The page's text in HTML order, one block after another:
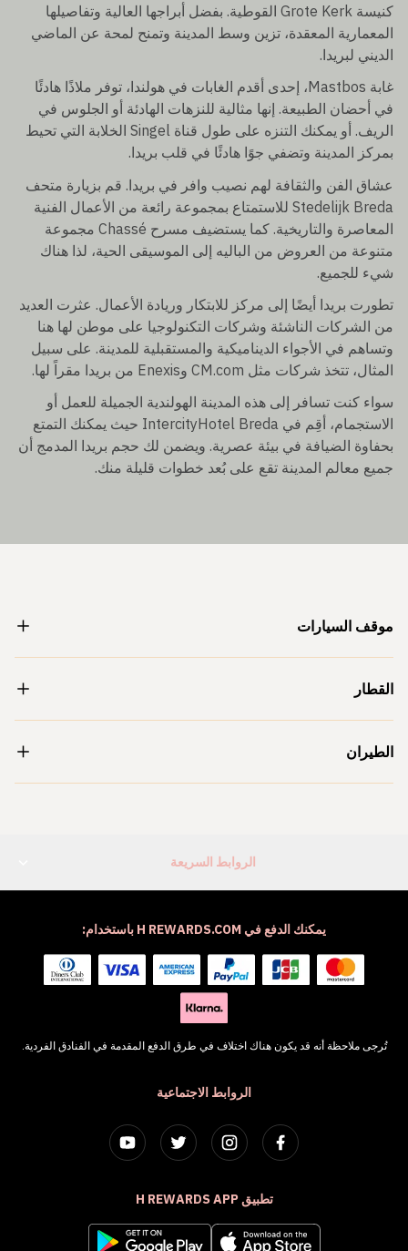
كنيسة Grote Kerk القوطية. بفضل أبراجها العالية وتفاصيلها
المعمارية المعقدة، تزين وسط المدينة وتمنح لمحة عن الماضي
الديني لبريدا.
غابة Mastbos، إحدى أقدم الغابات في هولندا، توفر ملاذًا هادئًا
في أحضان الطبيعة. إنها مثالية للنزهات الهادئة أو الجلوس في
الريف. أو يمكنك التنزه على طول قناة Singel الخلابة التي تحيط
بمركز المدينة وتضفي جوًا هادئًا في قلب بريدا.
عشاق الفن والثقافة لهم نصيب وافر في بريدا. قم بزيارة متحف
Stedelijk Breda للاستمتاع بمجموعة رائعة من الأعمال الفنية
المعاصرة والتاريخية. كما يستضيف مسرح Chassé مجموعة
متنوعة من العروض من الباليه إلى الموسيقى الحية، لذا هناك
شيء للجميع.
تطورت بريدا أيضًا إلى مركز للابتكار وريادة الأعمال. عثرت العديد
من الشركات الناشئة وشركات التكنولوجيا على موطن لها هنا
وتساهم في الأجواء الديناميكية والمستقبلية للمدينة. على سبيل
المثال، تتخذ شركات مثل CM.com وEnexis من بريدا مقراً لها.
سواء كنت تسافر إلى هذه المدينة الهولندية الجميلة للعمل أو
الاستجمام، أقِم في IntercityHotel Breda حيث يمكنك التمتع
بحفاوة الضيافة في بيئة عصرية. ويضمن لك حجم بريدا المدمج أن
جميع معالم المدينة تقع على بُعد خطوات قليلة منك.
موقف السيارات
القطار
الطيران
الروابط السريعة
الروابط الاجتماعية
تطبيق H REWARDS APP
يمكنك الدفع في H REWARDS.COM باستخدام:
تُرجى ملاحظة أنه قد يكون هناك اختلاف في طرق الدفع المقدمة في الفنادق الفردية.